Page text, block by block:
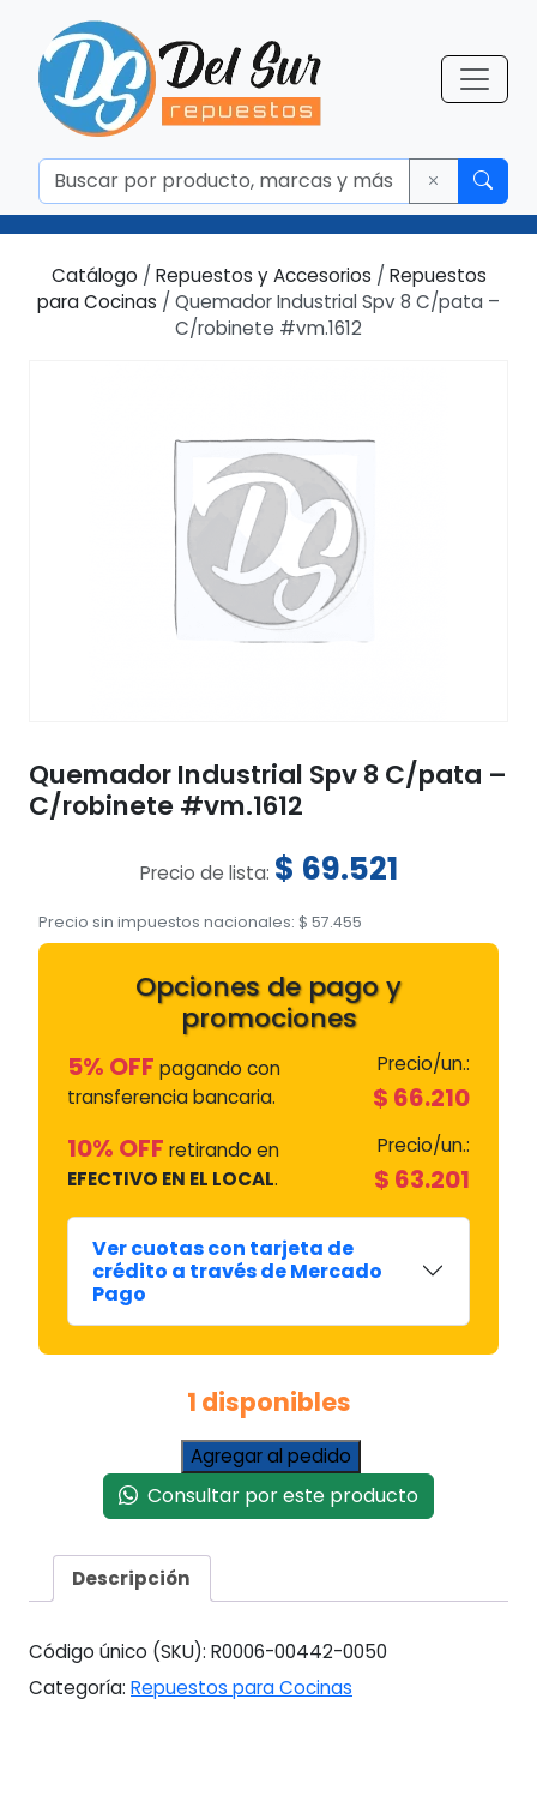
Catálogo / Repuestos y Accesorios / Repuestos
para Cocinas / Quemador Industrial Spv 8 C/pata –
C/robinete #vm.1612
Quemador Industrial Spv 8 C/pata –
C/robinete #vm.1612
Precio de lista: $ 69.521
Precio sin impuestos nacionales: $ 57.455
Opciones de pago y
promociones
5% OFF pagando con
transferencia bancaria.
Precio/un.:
$ 66.210
10% OFF retirando en
EFECTIVO EN EL LOCAL.
Precio/un.:
$ 63.201
Ver cuotas con tarjeta de
crédito a través de Mercado
Pago
1 disponibles
Quemador
Industrial
Spv
C/pata
-
C/robinete
#vm.1612
cantidad
Agregar al pedido
Consultar por este producto
Descripción
Código único (SKU): R0006-00442-0050
Categoría: Repuestos para Cocinas